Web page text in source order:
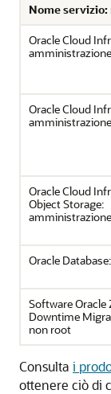
Nome
Oracle Cloud
amministrazione
Oracle Cloud
amministrazione
Oracle Cloud
Object Storage:
amministrazione
Oracle
Software Oracle
Downtime
non root
Consulta i
ottenere ciò di